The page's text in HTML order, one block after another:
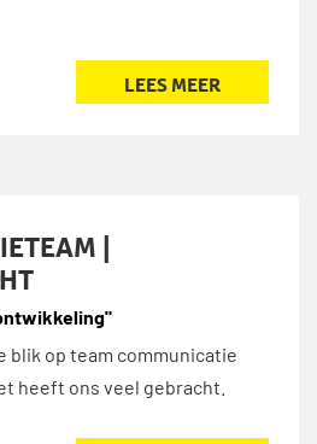
LEES MEER
|
blik op team communicatie
heeft ons veel gebracht.